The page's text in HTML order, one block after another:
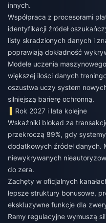
innych.
Współpraca z procesorami
identyfikacji źródeł
listy skradzionych danych i
poprawiają dokładność
Modele uczenia
większej ilości danych
oszustwa uczy system
silniejszą barierę ochronną.
Rok 2027 i lata kolejne
Wskaźniki blokad za
przekroczą 89%, gdy
dodatkowych źródeł danych.
niewykrywanych
do zera.
Zachęty w oficjalnych
lepsze struktury bonusowe,
ekskluzywne funkcje dla
Ramy regulacyjne wymuszą